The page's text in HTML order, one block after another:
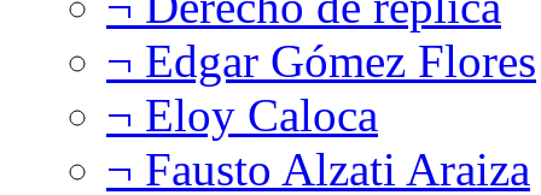
¬ Edgar Gómez Flores
¬ Eloy Caloca
¬ Fausto Alzati Araiza